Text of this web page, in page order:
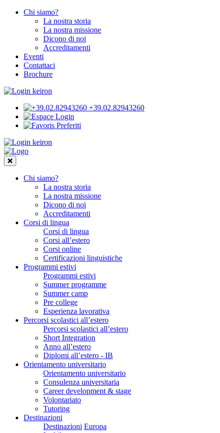
Chi siamo?
La nostra storia
La nostra missione
Dicono di noi
Accreditamenti
Eventi
Contattaci
Brochure
+39.02.82943260
Login
Preferiti
Chi siamo?
La nostra storia
La nostra missione
Dicono di noi
Accreditamenti
Corsi di lingua
Corsi di lingua
Corsi all’estero
Corsi online
Certificazioni linguistiche
Programmi estivi
Programmi estivi
Summer programme
Summer camp
Pre college
Esperienza lavorativa
Percorsi scolastici all’estero
Percorsi scolastici all’estero
Short Integration
Anno all’estero
Diplomi all’estero - IB
Orientamento universitario
Orientamento universitario
Consulenza universitaria
Career development & stage
Volontariato
Tutoring
Destinazioni
Destinazioni Europa